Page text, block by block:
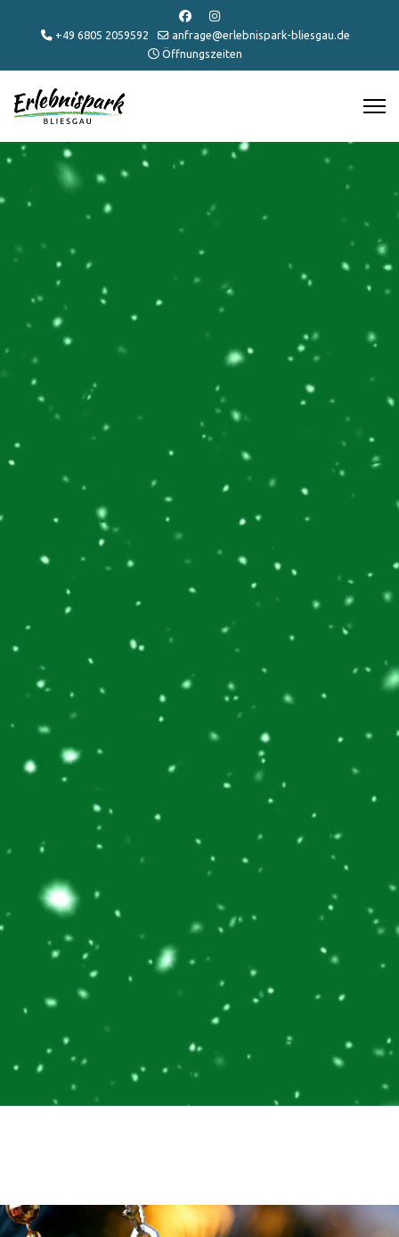
+49 6805 2059592
anfrage@erlebnispark-bliesgau.de
Öffnungszeiten